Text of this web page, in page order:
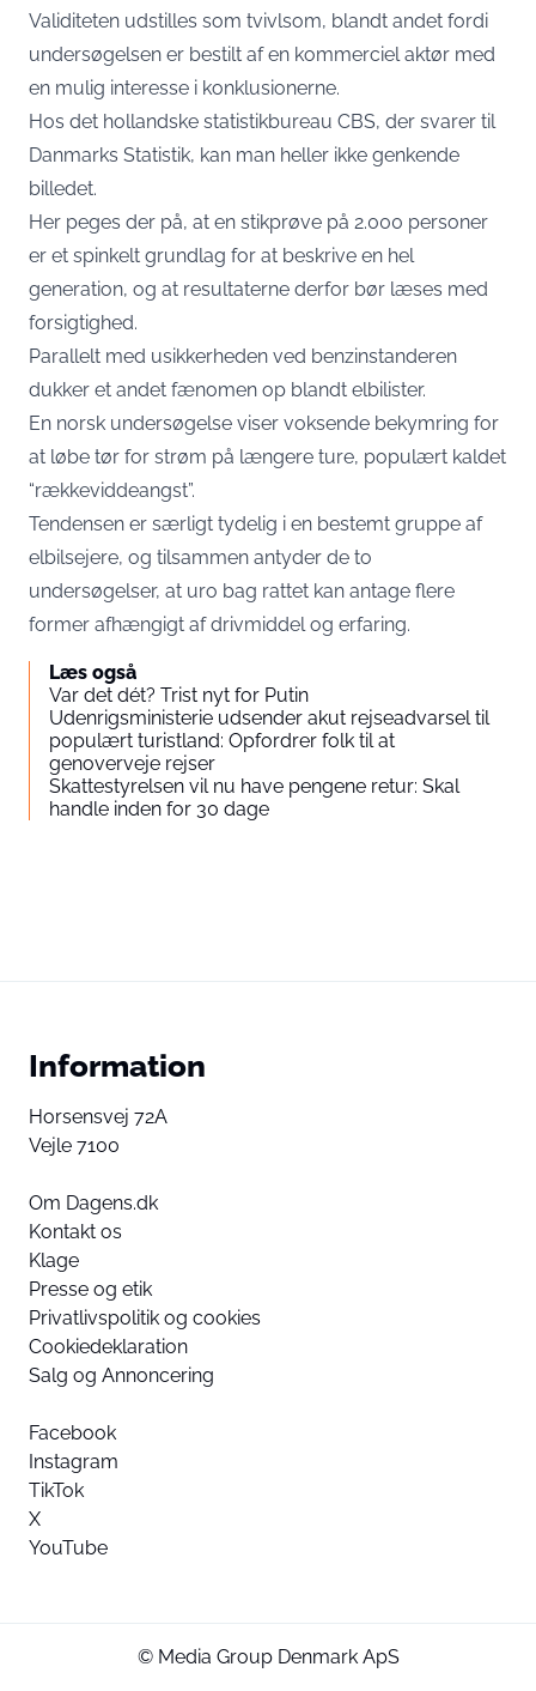
Validiteten udstilles som tvivlsom, blandt andet fordi
undersøgelsen er bestilt af en kommerciel aktør med
en mulig interesse i konklusionerne.
Hos det hollandske statistikbureau CBS, der svarer til
Danmarks Statistik, kan man heller ikke genkende
billedet.
Her peges der på, at en stikprøve på 2.000 personer
er et spinkelt grundlag for at beskrive en hel
generation, og at resultaterne derfor bør læses med
forsigtighed.
Parallelt med usikkerheden ved benzinstanderen
dukker et andet fænomen op blandt elbilister.
En norsk undersøgelse viser voksende bekymring for
at løbe tør for strøm på længere ture, populært kaldet
“rækkeviddeangst”.
Tendensen er særligt tydelig i en bestemt gruppe af
elbilsejere, og tilsammen antyder de to
undersøgelser, at uro bag rattet kan antage flere
former afhængigt af drivmiddel og erfaring.
Læs også
Var det dét? Trist nyt for Putin
Udenrigsministerie udsender akut rejseadvarsel til
populært turistland: Opfordrer folk til at
genoverveje rejser
Skattestyrelsen vil nu have pengene retur: Skal
handle inden for 30 dage
Information
Horsensvej 72A
Vejle 7100
Om Dagens.dk
Kontakt os
Klage
Presse og etik
Privatlivspolitik og cookies
Cookiedeklaration
Salg og Annoncering
Facebook
Instagram
TikTok
X
YouTube
© Media Group Denmark ApS